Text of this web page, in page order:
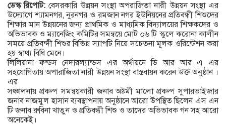
ডেস্ক রিপোট:বেসরকারি উন্নয়ন সংস্থা অপরাজিতা নারী উন্নয়ন সংস্থা এর
উদ্যোগে শ্যামনগর, নুরনগর ও রমজান নগর ইউনিয়নের প্রতিবন্ধী শিশুদের
শিক্ষার মান উন্নয়নের জন্য প্রাথমিক ও মাধ্যমিক বিদ্যালয়ের শিক্ষকদের ও
অভিভাবক ও ম্যানেজিং কমিটির সমন্বয়ে মোট ০৬ টি স্কুলে করোনা কালীন
সময়ে প্রতিবন্দী শিশুর বিভিন্ন স্যাপটি নিয়ে সচেতনা মূলক ওরিন্টেশন করা
হয় স্বাথ্য বিধি মেনে।
লিলিয়ানা ফন্ডস নেদারল্যান্ডস এর অর্থায়নে ডি আর আর এ এর
সহযোগিতায় অপারাজিতা নারী উন্নয়ন সংস্থা বাস্তবায়ন করেন উক্ত অনুষ্ঠান ।
এর
সঞ্চালনায় প্রকল্প সমন্বয়কারী জনাব অষ্টমী মালো প্রকল্প সুপারভাইজার
জনাব নাজমুল হাসান ব্যবস্থাপনায় অনুষ্ঠানে আরো উপস্থিত ছিলেন এস এন
টি জনাব রুবিনা খাতুন ও প্রতিবন্ধী শিশু ও তাদের অভিভাবক গন সহ আরো
অনেকেই।